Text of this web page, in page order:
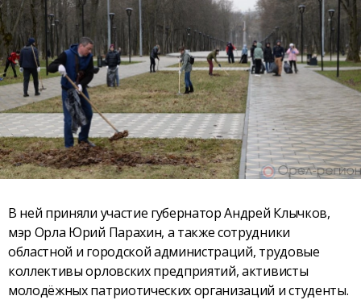
В ней приняли участие губернатор Андрей Клычков,
мэр Орла Юрий Парахин, а также сотрудники
областной и городской администраций, трудовые
коллективы орловских предприятий, активисты
молодёжных патриотических организаций и студенты.